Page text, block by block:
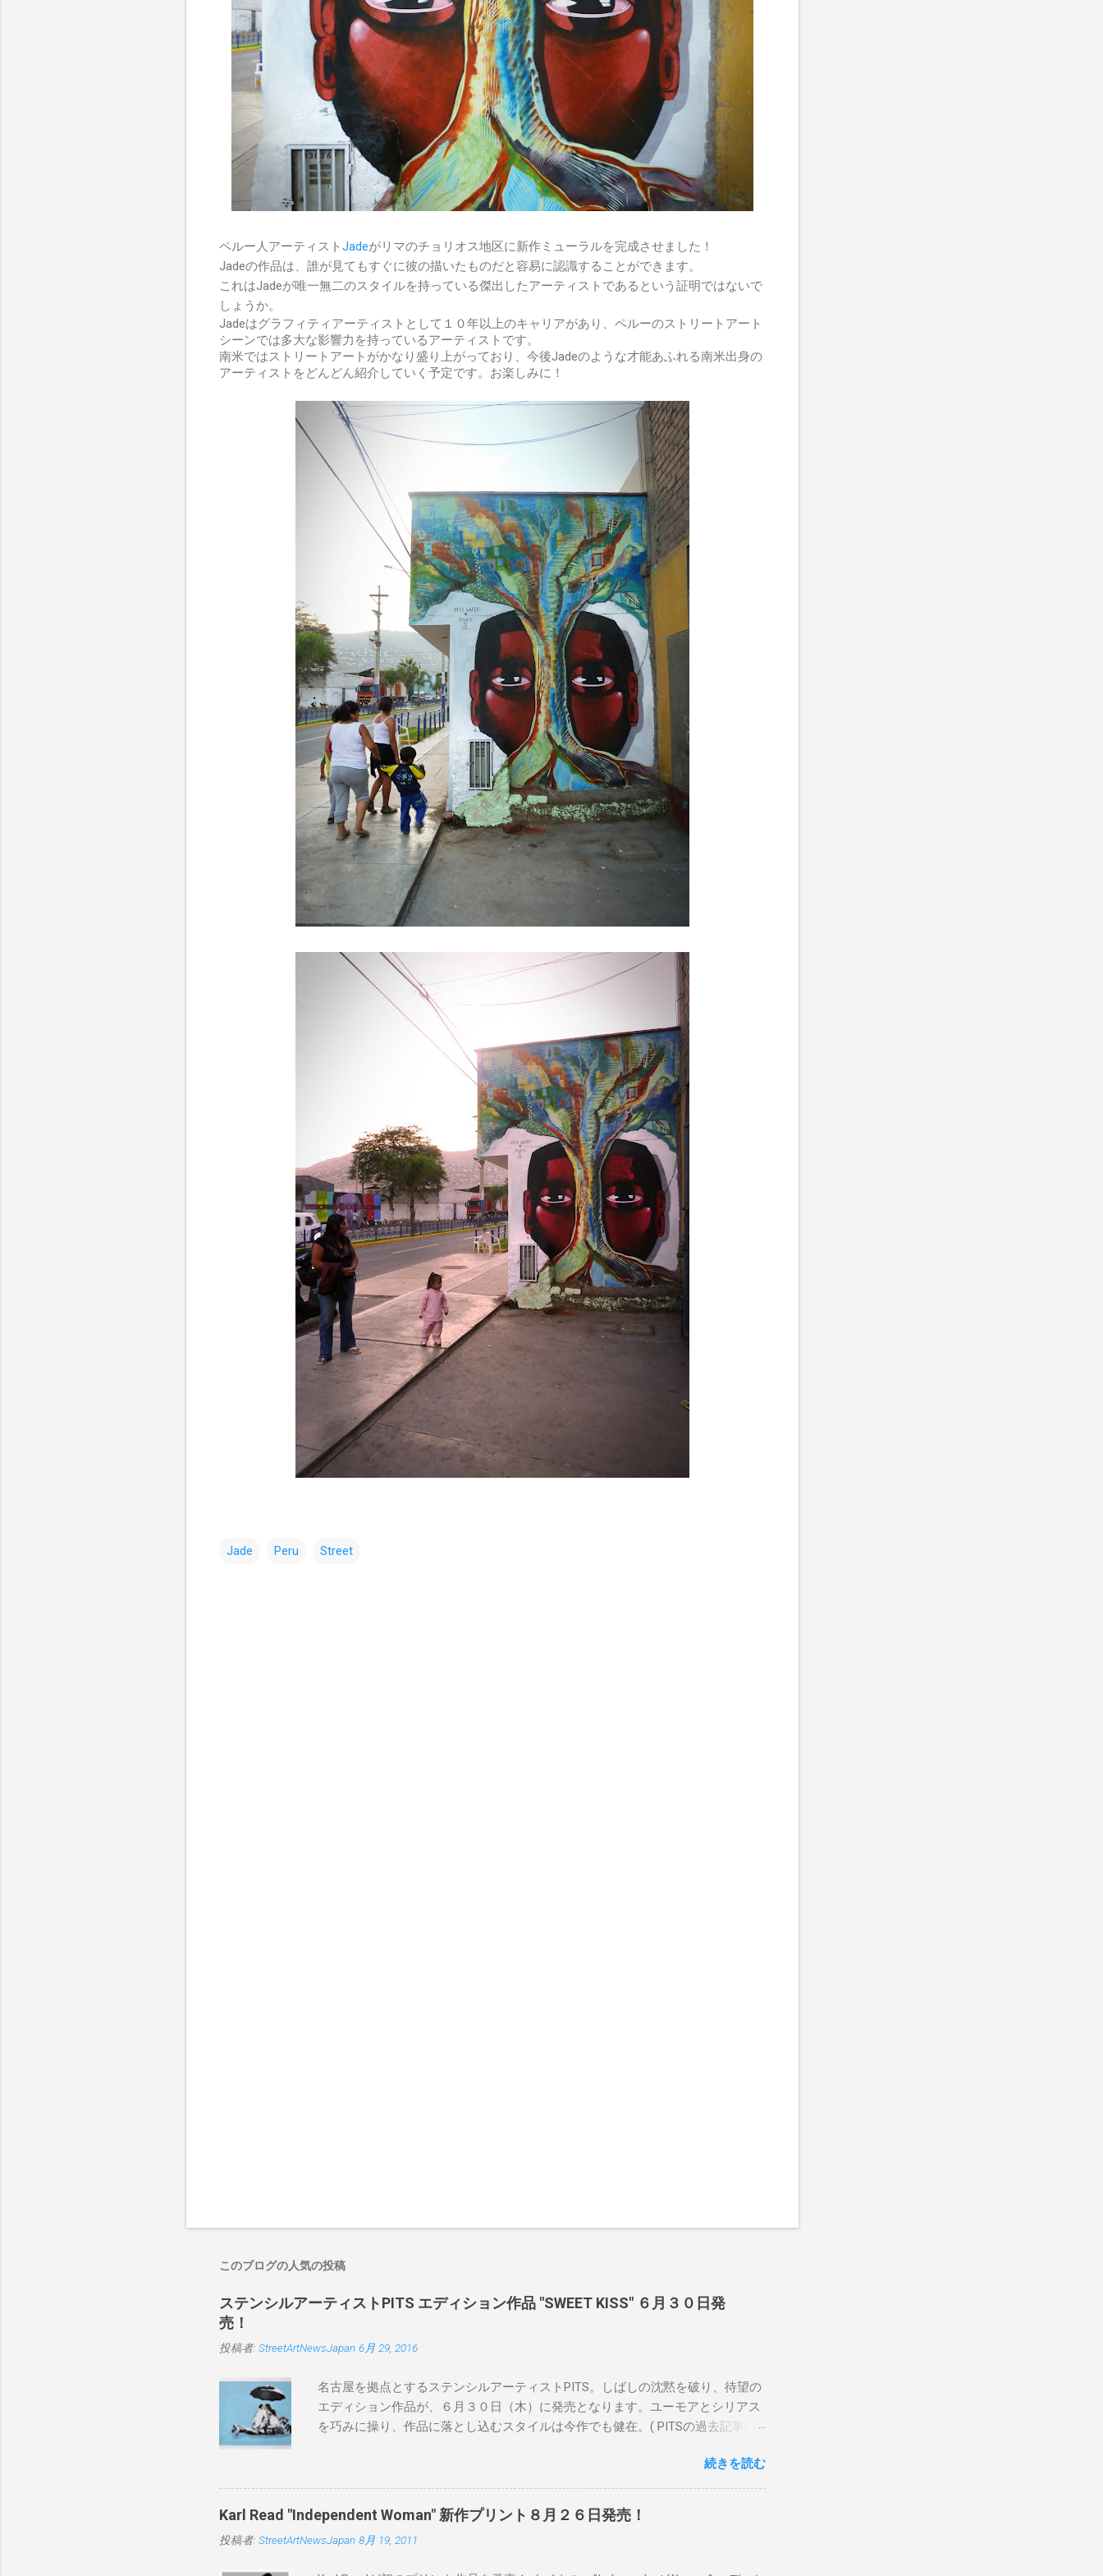
ペルー人アーティスト Jadeがリマのチョリオス地区に新作ミューラルを完成させました！
Jadeの作品は、誰が見てもすぐに彼の描いたものだと容易に認識することができます。
これはJadeが唯一無二のスタイルを持っている傑出したアーティストであるという証明ではないで
しょうか。
Jadeはグラフィティアーティストとして１０年以上のキャリアがあり、ペルーのストリートアート
シーンでは多大な影響力を持っているアーティストです。
南米ではストリートアートがかなり盛り上がっており、今後Jadeのような才能あふれる南米出身の
アーティストをどんどん紹介していく予定です。お楽しみに！
Jade Peru Street
このブログの人気の投稿
ステンシルアーティストPITS エディション作品 "SWEET KISS" ６月３０日発
売！
投稿者: StreetArtNewsJapan 6月 29, 2016
名古屋を拠点とするステンシルアーティストPITS。しばしの沈黙を破り、待望の
エディション作品が、６月３０日（木）に発売となります。ユーモアとシリアス
を巧みに操り、作品に落とし込むスタイルは今作でも健在。( PITSの過去記事は
BLUE/MINT GREEN/PINK/YELLOW エディション：各色５ サイズ：800mm ×
550mm 価格：¥16,000(¥17,280) 購入は、 こちら から
続きを読む
Karl Read "Independent Woman" 新作プリント８月２６日発売！
投稿者: StreetArtNewsJapan 8月 19, 2011